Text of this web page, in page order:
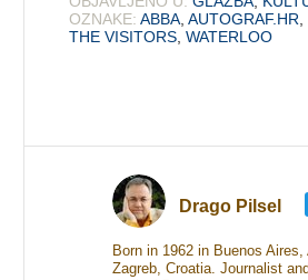
OZNAKE: ABBA ,AUTOGRAF.HR
THE VISITORS ,WATERLOO
Drago Pilsel
Born in 1962 in Buenos
Zagreb, Croatia. Journalist